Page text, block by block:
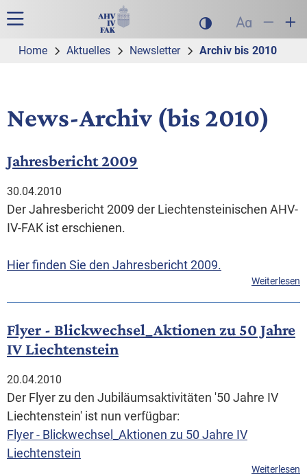
Zur Hauptnavigation
Zum Inhalt
Suche
Hauptnavigation Dunklen Modus
Schrift auf
Schrift
Home Aktuelles Newsletter Archiv bis 2010
News-Archiv (bis 2010)
Jahresbericht 2009
30.04.2010
Der Jahresbericht 2009 der Liechtensteinischen AHV-
IV-FAK ist erschienen.
Hier finden Sie den Jahresbericht 2009.
Weiterlesen
Flyer - Blickwechsel_Aktionen zu 50 Jahre
IV Liechtenstein
20.04.2010
Der Flyer zu den Jubiläumsaktivitäten '50 Jahre IV
Liechtenstein' ist nun verfügbar:
Flyer - Blickwechsel_Aktionen zu 50 Jahre IV
Liechtenstein
Weiterlesen